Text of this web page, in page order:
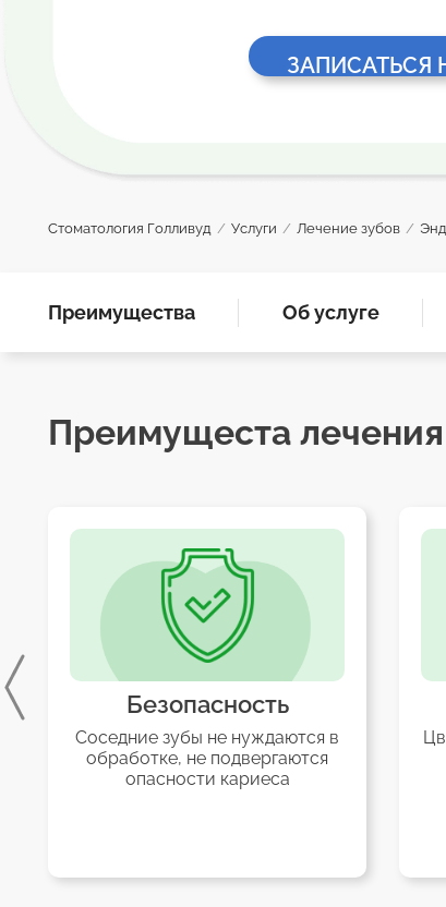
ЗАПИСАТЬСЯ
Стоматология Голливуд / Услуги / Лечение зубов /
Преимущества Об услуге
Преимущеста лечения
не нуждаются в
подвергаются
Цвет и форма
зубов не